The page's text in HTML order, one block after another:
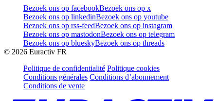
Bezoek ons op facebookBezoek ons op x
Bezoek ons op linkedinBezoek ons op youtube
Bezoek ons op rss-feedBezoek ons op instagram
Bezoek ons op mastodonBezoek ons op telegram
Bezoek ons op blueskyBezoek ons op threads
© 2026 Euractiv FR
Politique de confidentialité Politique cookies
Conditions générales Conditions d’abonnement
Conditions de vente